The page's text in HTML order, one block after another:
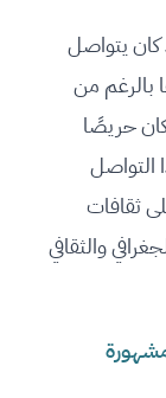
يتواصل
بالرغم من
حريصًا
التواصل
ثقافات
والثقافي